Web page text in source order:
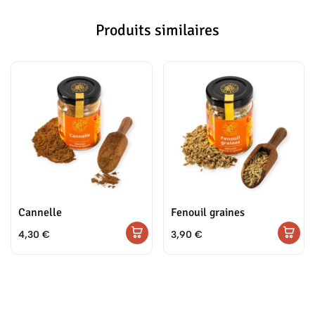
Produits similaires
Cannelle
4,30 €
Fenouil graines
3,90 €